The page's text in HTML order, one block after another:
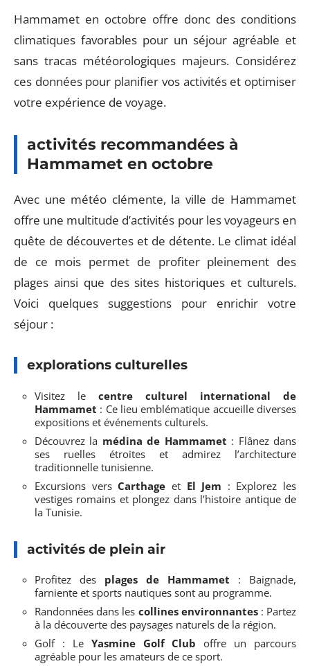
Hammamet en octobre offre donc des conditions
climatiques favorables pour un séjour agréable et
sans tracas météorologiques majeurs. Considérez
ces données pour planifier vos activités et optimiser
votre expérience de voyage.
activités recommandées à
Hammamet en octobre
Avec une météo clémente, la ville de Hammamet
offre une multitude d’activités pour les voyageurs en
quête de découvertes et de détente. Le climat idéal
de ce mois permet de profiter pleinement des
plages ainsi que des sites historiques et culturels.
Voici quelques suggestions pour enrichir votre
séjour :
explorations culturelles
Visitez le centre culturel international de
Hammamet : Ce lieu emblématique accueille diverses
expositions et événements culturels.
Découvrez la médina de Hammamet : Flânez dans
ses ruelles étroites et admirez l’architecture
traditionnelle tunisienne.
Excursions vers Carthage et El Jem : Explorez les
vestiges romains et plongez dans l’histoire antique de
la Tunisie.
activités de plein air
Profitez des plages de Hammamet : Baignade,
farniente et sports nautiques sont au programme.
Randonnées dans les collines environnantes: Partez
à la découverte des paysages naturels de la région.
Golf : Le Yasmine Golf Club offre un parcours
agréable pour les amateurs de ce sport.